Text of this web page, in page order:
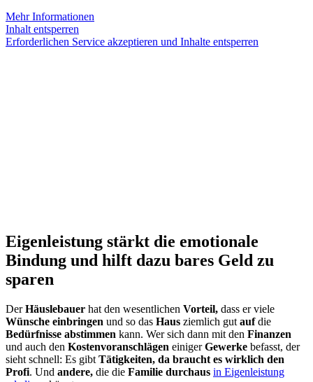
Mehr Informationen
Inhalt entsperren
Erforderlichen Service akzeptieren und Inhalte entsperren
Eigenleistung stärkt die emotionale
Bindung und hilft dazu bares Geld zu
sparen
DerHäuslebauer hat den wesentlichen Vorteil, dass er viele
Wünsche einbringen und so das Haus ziemlich gut aufdie
Bedürfnisse abstimmen kann. Wer sich dann mit den Finanzen
und auch den Kostenvoranschlägen einigerGewerke befasst, der
sieht schnell: Es gibt Tätigkeiten, da braucht es wirklich den
Profi. Und andere, die die Familie durchaus in Eigenleistung